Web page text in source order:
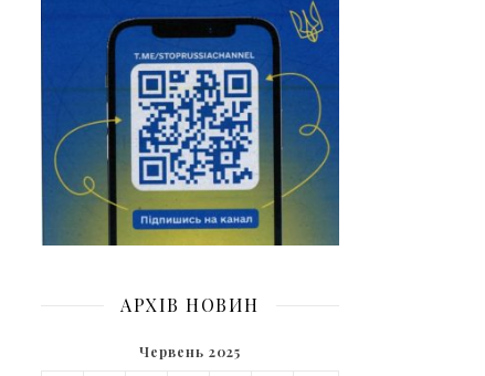
АРХІВ НОВИН
Червень 2025